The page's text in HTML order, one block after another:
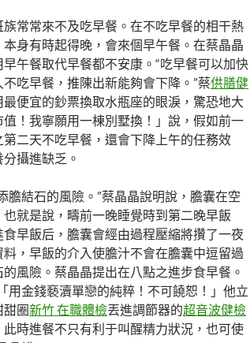
常常來不及吃早餐。在不吃早餐的相干熱
身有時起得晚，會來個早午餐。在蔡晶晶
午餐取代早餐都不安康。“吃早餐可以加快
吃早餐，推陳出新能夠會下降。”蔡供膳健
便宜的鈔票換取水瓶座的眼淚，驚恐地大
！我寧願用一棟別墅換！」說，假如前一
二天不吃早餐，還會下降上午的任務效
攝進缺乏。
膽結石的風險。”蔡晶晶說明說，膽囊在空
就是說，疇前一晚睡覺時到第二晚早飯
早飯后，膽囊會經由過程壓縮將攢了一夜
，早飯的介入使膽汁不會在膽囊中逗留過
風險。蔡晶晶提出在八點之進步食早餐。
用金錢褻瀆單戀的純粹！不可饒恕！」他立
甜圈新竹 在職體檢丟進調節器的超音波健檢
時進餐不只有利于叫醒精力狀況，也可使